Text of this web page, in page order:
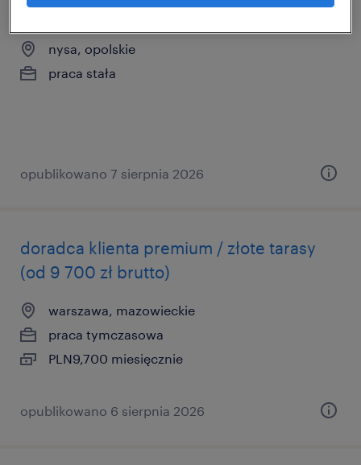
magazynier / operator wózka widłowego
nysa, opolskie
praca stała
opublikowano 7 sierpnia 2026
doradca klienta premium / złote tarasy
(od 9 700 zł brutto)
warszawa, mazowieckie
praca tymczasowa
PLN9,700 miesięcznie
opublikowano 6 sierpnia 2026